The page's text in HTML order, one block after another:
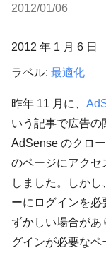
2012/01/06
2012 年 1 月 6 日
ラベル: 最適化
昨年 11 月に、
いう記事で広告の
AdSense のクロ
のページにアクセ
しました。しか
ーにログインを必
ずかしい場合があ
グインが必要な